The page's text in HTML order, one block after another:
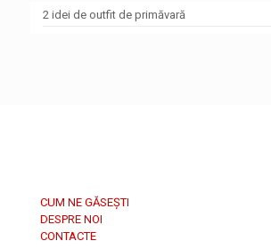
2 idei de outfit de primăvară
CUM NE GĂSEȘTI
DESPRE NOI
CONTACTE